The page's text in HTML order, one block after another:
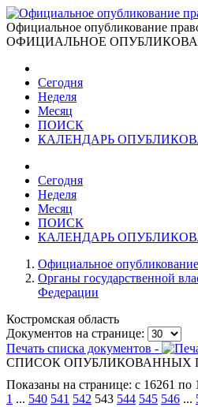
Официальное опубликование
ОФИЦИАЛЬНОЕ
Сегодня
Неделя
Месяц
ПОИСК
КАЛЕНДАРЬ
Сегодня
Неделя
Месяц
ПОИСК
КАЛЕНДАРЬ
Официальное опубликование
Органы государственной
Федерации
Костромская область
Документов на странице:
Печать списка документов -
СПИСОК ОПУБЛИКОВАННЫХ
Показаны на странице: с 16261 по
1 ... 540 541 542 543 544 545 546 ...